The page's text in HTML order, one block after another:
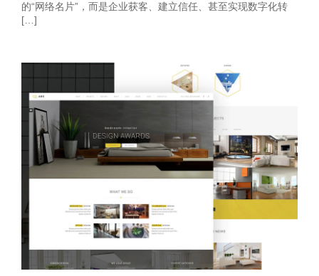
的“网络名片”，而是企业获客、建立信任、甚至实现数字化转
[…]